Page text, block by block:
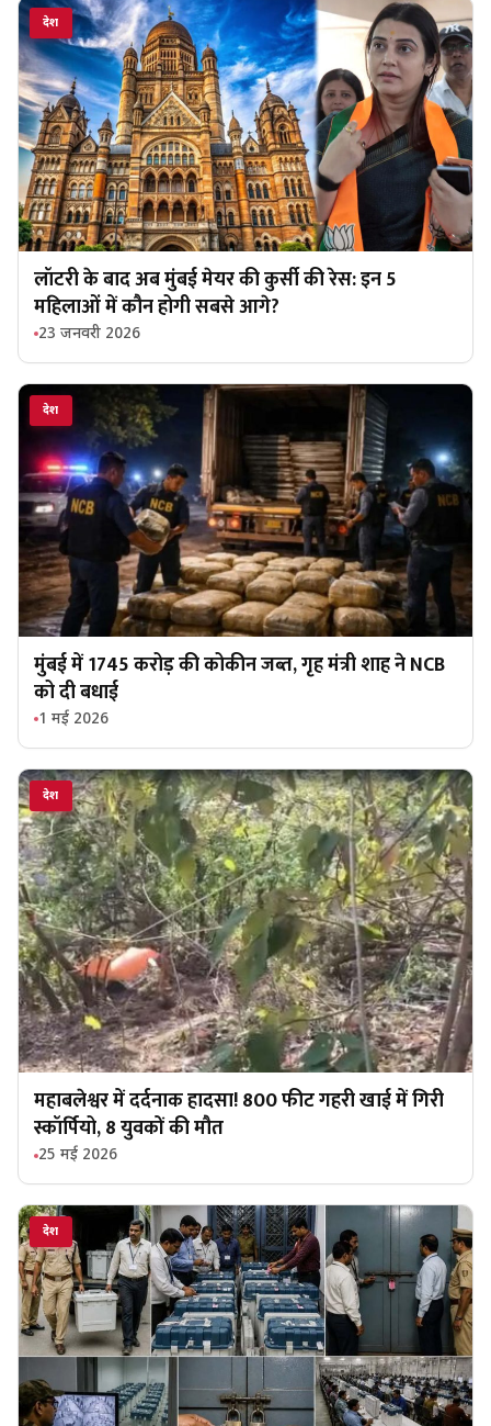
देश
लॉटरी के बाद अब मुंबई मेयर की कुर्सी की रेस: इन 5
महिलाओं में कौन होगी सबसे आगे?
23 जनवरी 2026
देश
मुंबई में 1745 करोड़ की कोकीन जब्त, गृह मंत्री शाह ने NCB
को दी बधाई
1 मई 2026
देश
महाबलेश्वर में दर्दनाक हादसा! 800 फीट गहरी खाई में गिरी
स्कॉर्पियो, 8 युवकों की मौत
25 मई 2026
देश